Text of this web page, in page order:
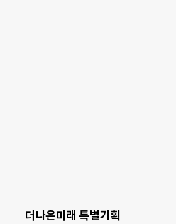
더나은미래 특별기획